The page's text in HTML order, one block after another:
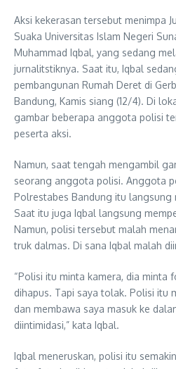
Aksi kekerasan tersebut menimpa
Suaka Universitas Islam Negeri
Muhammad Iqbal, yang sedang
jurnalitstiknya. Saat itu, Iqbal
pembangunan Rumah Deret di
Bandung, Kamis siang (12/4). Di
gambar beberapa anggota polisi
peserta aksi.
Namun, saat tengah mengambil
seorang anggota polisi. Anggota
Polrestabes Bandung itu langsung
Saat itu juga Iqbal langsung
Namun, polisi tersebut malah
truk dalmas. Di sana Iqbal malah
“Polisi itu minta kamera, dia minta
dihapus. Tapi saya tolak. Polisi itu
dan membawa saya masuk ke
diintimidasi,” kata Iqbal.
Iqbal meneruskan, polisi itu